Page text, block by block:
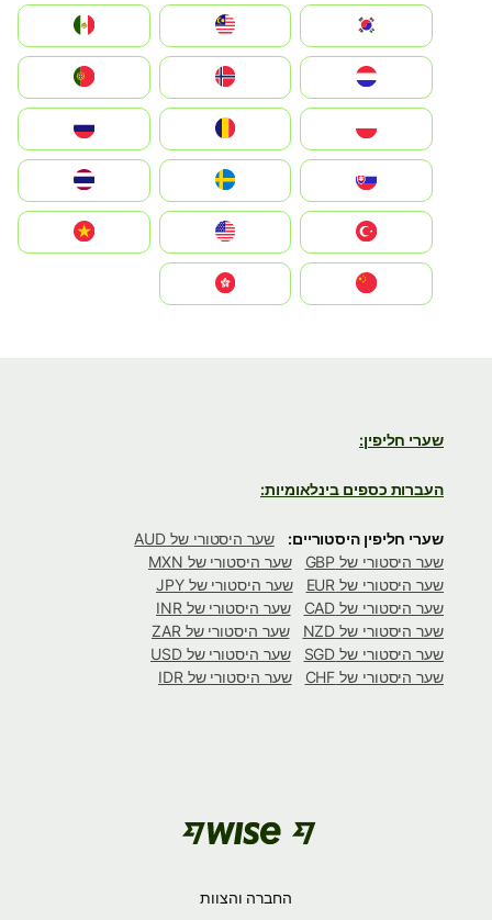
South Korea
Nederland
Portugal
România
Slovensko
United States
Vietnam
שערי חליפין:
העברות כספים בינלאומיות:
שערי חליפין היסטוריים:
שער היסטורי של AUD
שער היסטורי של GBP
שער היסטורי של MXN
שער היסטורי של EUR
שער היסטורי של JPY
שער היסטורי של CAD
שער היסטורי של INR
שער היסטורי של NZD
שער היסטורי של ZAR
שער היסטורי של SGD
שער היסטורי של USD
שער היסטורי של CHF
שער היסטורי של IDR
החברה והצוות